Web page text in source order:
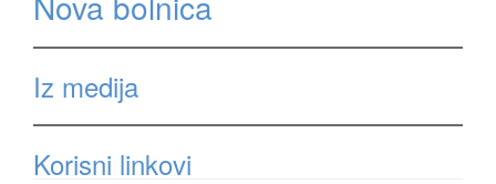
Iz medija
Korisni linkovi